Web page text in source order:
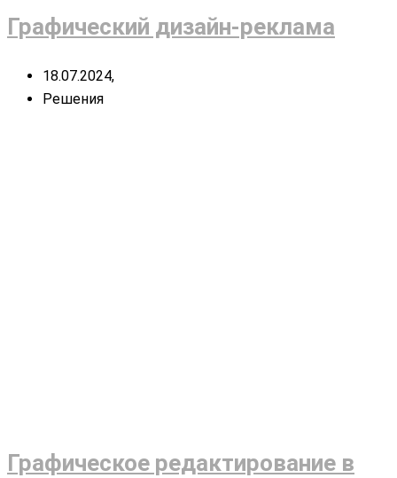
Графический дизайн-реклама
18.07.2024,
Решения
Графическое редактирование в